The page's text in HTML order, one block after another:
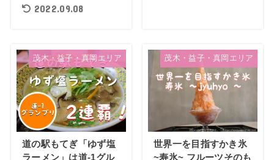
2022.09.08
茂木・益子・真岡エリア
道の駅もてぎ「ゆず塩
ラーメン」は道-1グル
茂木・益子・真岡エリア
世界一を目指すかき氷
~寿氷~ フルーツそのも